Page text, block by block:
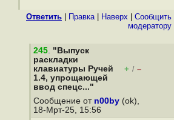
Ответить Правка| Наверх
Cообщить
модератору
245. "Выпуск
раскладки
клавиатуры Ручей
1.4, упрощающей
ввод спецс..."
+ / –
Сообщение от n00by (ok),
18-Мрт-25, 15:56